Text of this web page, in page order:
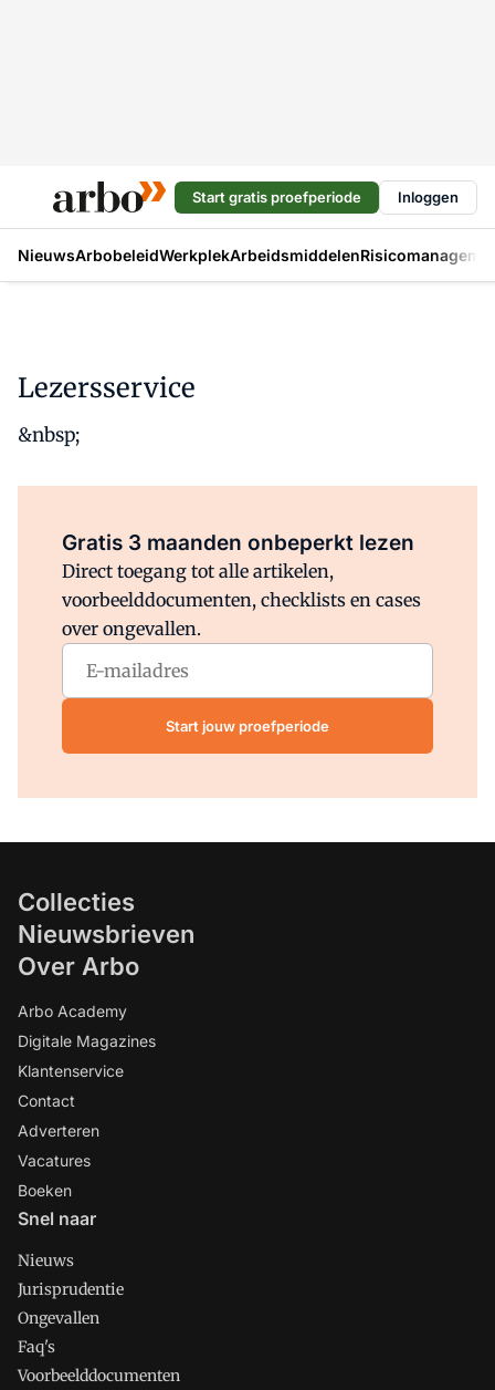
Start gratis proefperiode Inloggen
NieuwsArbobeleidWerkplekArbeidsmiddelen
Lezersservice
&nbsp;
Gratis 3 maanden onbeperkt lezen
Direct toegang tot alle artikelen,
voorbeelddocumenten, checklists en cases
over ongevallen.
Start jouw proefperiode
Collecties
Nieuwsbrieven
Over Arbo
Arbo Academy
Digitale Magazines
Klantenservice
Contact
Adverteren
Vacatures
Boeken
Snel naar
Nieuws
Jurisprudentie
Ongevallen
Faq's
Voorbeelddocumenten